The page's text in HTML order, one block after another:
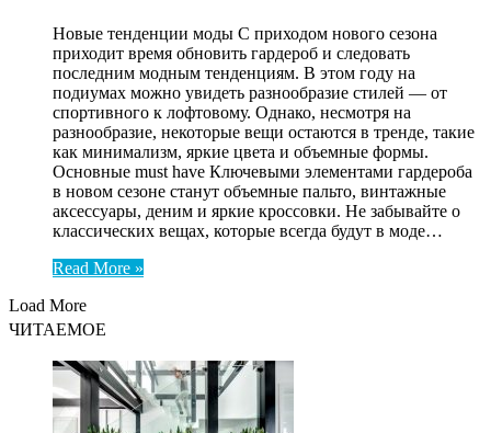
Новые тенденции моды С приходом нового сезона
приходит время обновить гардероб и следовать
последним модным тенденциям. В этом году на
подиумах можно увидеть разнообразие стилей — от
спортивного к лофтовому. Однако, несмотря на
разнообразие, некоторые вещи остаются в тренде, такие
как минимализм, яркие цвета и объемные формы.
Основные must have Ключевыми элементами гардероба
в новом сезоне станут объемные пальто, винтажные
аксессуары, деним и яркие кроссовки. Не забывайте о
классических вещах, которые всегда будут в моде…
Read More »
Load More
ЧИТАЕМОЕ